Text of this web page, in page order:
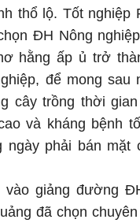
thổ lộ. Tốt nghiệp
ĐH Nông
hằng ấp ủ trở
để mong sau
cây trồng thời
và kháng bệnh
ngày phải bán mặt
vào giảng đường
đã chọn